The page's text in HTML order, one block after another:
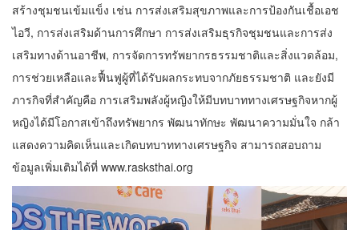
สร้างชุมชนเข้มแข็ง เช่น การส่งเสริมสุขภาพและการป้องกันเชื้อเอช
ไอวี, การส่งเสริมด้านการศึกษา การส่งเสริมธุรกิจชุมชนและการส่ง
เสริมทางด้านอาชีพ, การจัดการทรัพยากรธรรมชาติและสิ่งแวดล้อม,
การช่วยเหลือและฟื้นฟูผู้ที่ได้รับผลกระทบจากภัยธรรมชาติ และยังมี
ภารกิจที่สำคัญคือ การเสริมพลังผู้หญิงให้มีบทบาททางเศรษฐกิจหากผู้
หญิงได้มีโอกาสเข้าถึงทรัพยากร พัฒนาทักษะ พัฒนาความมั่นใจ กล้า
แสดงความคิดเห็นและเกิดบทบาททางเศรษฐกิจ สามารถสอบถาม
ข้อมูลเพิ่มเติมได้ที่ www.rasksthai.org